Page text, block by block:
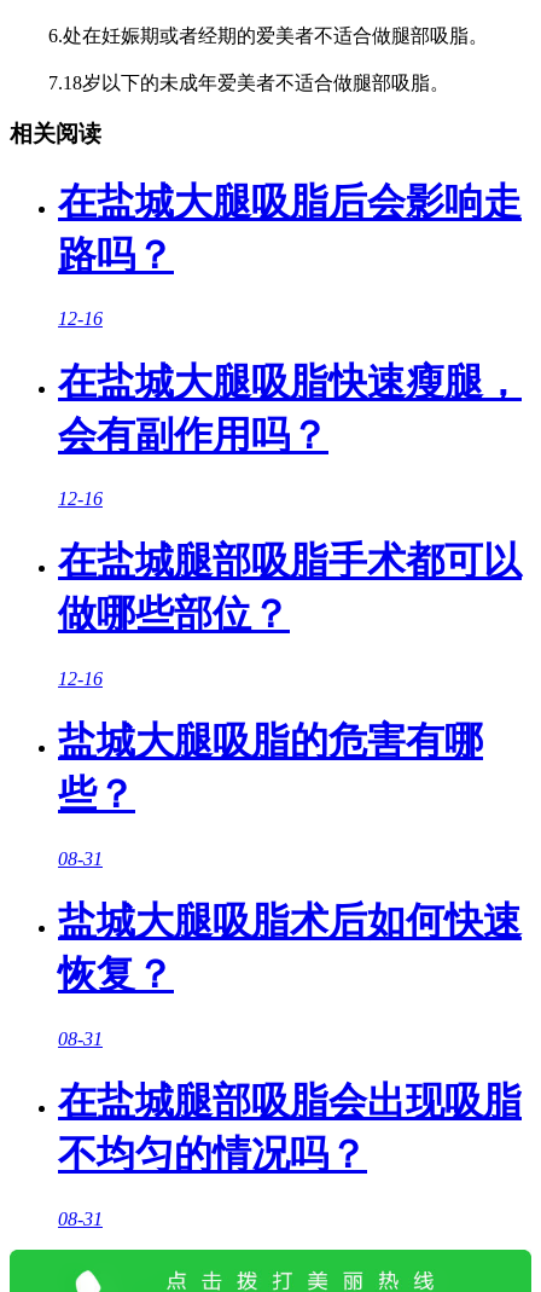
6.处在妊娠期或者经期的爱美者不适合做腿部吸脂。
7.18岁以下的未成年爱美者不适合做腿部吸脂。
相关阅读
在盐城大腿吸脂后会影响走
路吗？
12-16
在盐城大腿吸脂快速瘦腿，
会有副作用吗？
12-16
在盐城腿部吸脂手术都可以
做哪些部位？
12-16
盐城大腿吸脂的危害有哪
些？
08-31
盐城大腿吸脂术后如何快速
恢复？
08-31
在盐城腿部吸脂会出现吸脂
不均匀的情况吗？
08-31